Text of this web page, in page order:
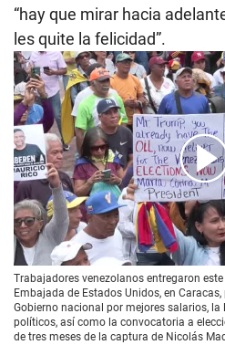
“hay que mirar hacia
les quite la felicidad”.
00:00 01:41
Trabajadores venezolanos entregaron
Embajada de Estados Unidos, en
Gobierno nacional por mejores salarios,
políticos, así como la convocatoria a
de tres meses de la captura de Nicolás